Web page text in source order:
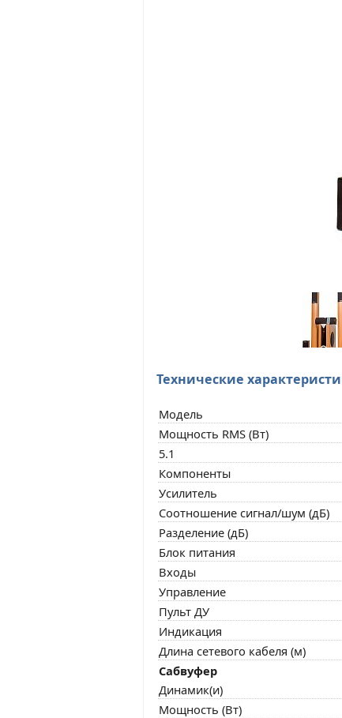
Технические
Модель
Мощность RMS (Вт)
5.1
Компоненты
Усилитель
Соотношение сигнал/шум (дБ)
Разделение (дБ)
Блок питания
Входы
Управление
Пульт ДУ
Индикация
Длина сетевого кабеля (м)
Сабвуфер
Динамик(и)
Мощность (Вт)